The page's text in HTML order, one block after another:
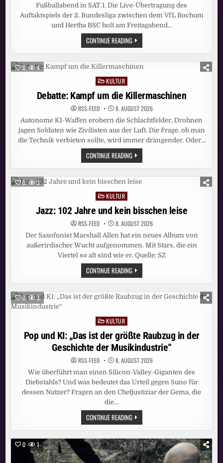
Fußballabend in SAT.1. Die Live-Übertragung des
Auftaktspiels der 2. Bundesliga zwischen dem VfL Bochum
und Hertha BSC holt am Freitagabend…
CONTINUE READINGPRIME-
TIME-
SIEG
FÜR
SAT.1!
–
HERTHA
ERZIELT
STARKE
13,4
PROZENT
MARKTANTEIL
0 4
Posted
in
KULTUR
Debatte: Kampf um die Killermaschinen
RSS-FEED 8. AUGUST 2026
Autonome KI-Waffen erobern die Schlachtfelder, Drohnen
jagen Soldaten wie Zivilisten aus der Luft. Die Frage, ob man
die Technik verbieten sollte, wird immer drängender. Oder…
CONTINUE READINGDEBATTE:
KAMPF
UM
DIE
KILLERMASCHINEN
0 3
PostedKULTUR
Jazz: 102 Jahre und kein bisschen leise
RSS-FEED 8. AUGUST 2026
Der Saxofonist Marshall Allen hat ein neues Album von
außerirdischer Wucht aufgenommen. Mit Stars, die ein
Viertel so alt sind wie er. Quelle: SZ
CONTINUE READINGJAZZ:
102
JAHRE
UND
KEIN
BISSCHEN
0 3
Posted
in
KULTUR
Pop und KI: „Das ist der größte Raubzug in der
Geschichte der Musikindustrie“
RSS-FEED 8. AUGUST 2026
Wie überführt man einen Silicon-Valley-Giganten des
Diebstahls? Und was bedeutet das Urteil gegen Suno für
dessen Nutzer? Fragen an den Chefjustiziar der Gema, die
die…
CONTINUE READINGPOP
UND
KI:
„DAS
IST
DER
GRÖSSTE R
0 1